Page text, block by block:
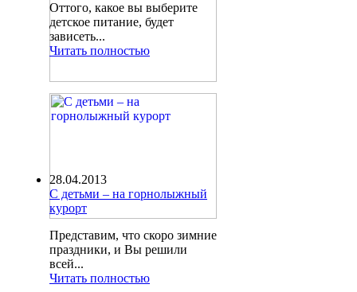
Оттого, какое вы выберите
детское питание, будет
зависеть...
Читать полностью
28.04.2013
С детьми – на горнолыжный
курорт
Представим, что скоро зимние
праздники, и Вы решили
всей...
Читать полностью